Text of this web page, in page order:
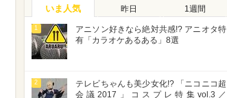
いま人気 昨日 1週間
1
アニソン好きなら絶対共感!? アニオタ特
有「カラオケあるある」8選
2
テレビちゃんも美少女化!? 「ニコニコ超
会議2017」コスプレ特集vol.3／